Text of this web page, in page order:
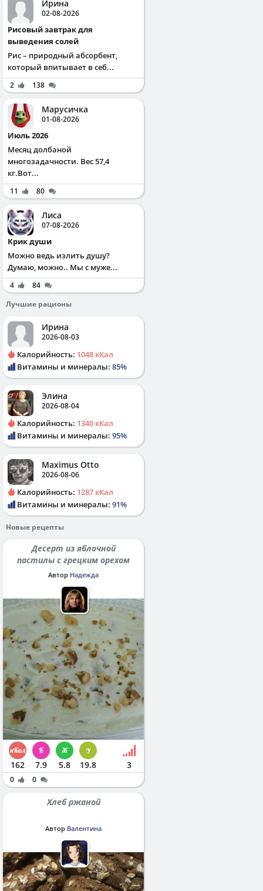
Ирина
02-08-2026
Рисовый завтрак для
выведения солей
Рис – природный абсорбент,
который впитывает в себ...
2 138
Марусичка
01-08-2026
Июль 2026
Месяц долбаной
многозадачности. Вес 57,4
кг.Вот...
11 80
Лиса
07-08-2026
Крик души
Можно ведь излить душу?
Думаю, можно.. Мы с муже...
4
84
Лучшие рационы
Ирина
2026-08-03
Калорийность: 1048 кКал
Витамины и минералы: 85%
Элина
2026-08-04
Калорийность: 1340 кКал
Витамины и минералы: 95%
Maximus Otto
2026-08-06
Калорийность: 1287 кКал
Витамины и минералы: 91%
Новые рецепты
Десерт из яблочной
пастилы с грецким орехом
Автор Надежда
162 7.9 5.8 19.8 3
0 0
Хлеб ржаной
Автор Валентина